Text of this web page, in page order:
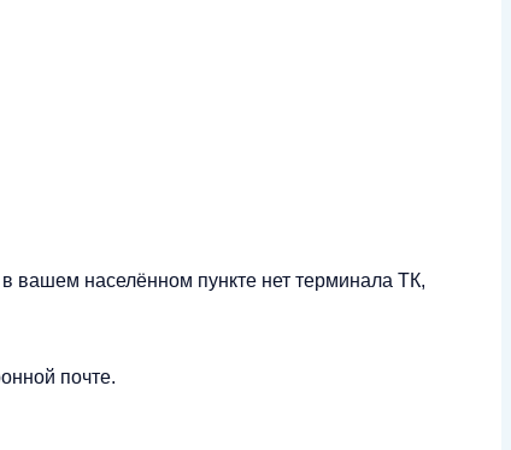
вашем населённом пункте нет терминала ТК,
почте.